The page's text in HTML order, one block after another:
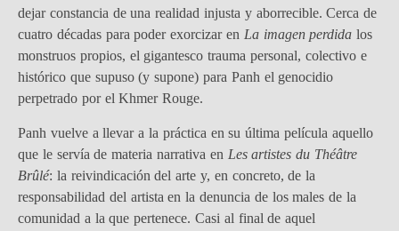
dejar constancia de una realidad injusta y aborrecible. Cerca de
cuatro décadas para poder exorcizar en La imagen perdida los
monstruos propios, el gigantesco trauma personal, colectivo e
histórico que supuso (y supone) para Panh el genocidio
perpetrado por el Khmer Rouge.
Panh vuelve a llevar a la práctica en su última película aquello
que le servía de materia narrativa en Les artistes du Théâtre
Brûlé: la reivindicación del arte y, en concreto, de la
responsabilidad del artista en la denuncia de los males de la
comunidad a la que pertenece. Casi al final de aquel